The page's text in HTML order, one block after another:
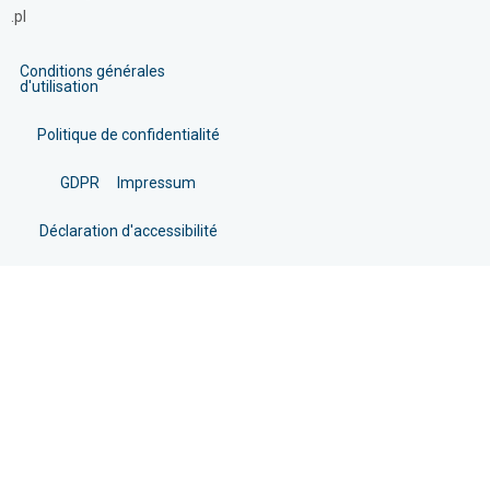
.pl
Conditions générales
d'utilisation
Politique de confidentialité
GDPR Impressum
Déclaration d'accessibilité